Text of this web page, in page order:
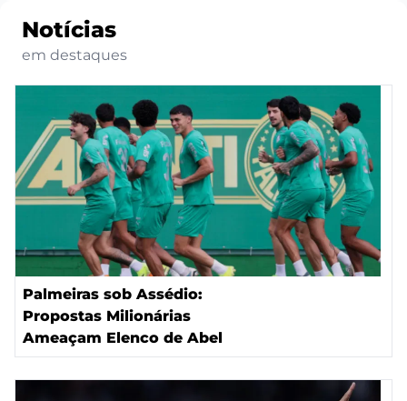
Notícias
em destaques
Palmeiras sob Assédio:
Propostas Milionárias
Ameaçam Elenco de Abel